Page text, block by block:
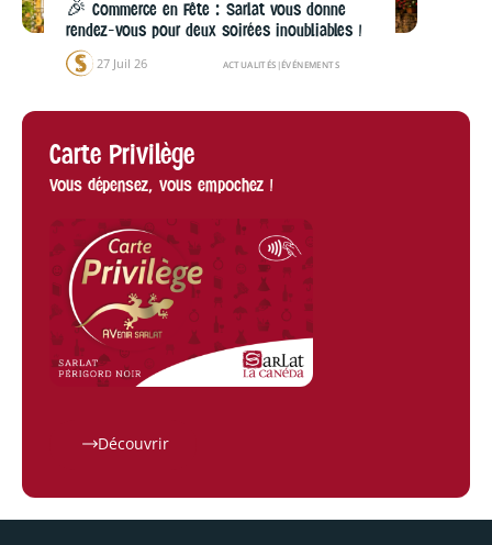
🎉 Commerce en Fête : Sarlat vous donne
rendez-vous pour deux soirées inoubliables !
27 Juil 26 ACTUALITÉS |ÉVÉNEMENTS
Carte Privilège
Vous dépensez, vous empochez !
Découvrir